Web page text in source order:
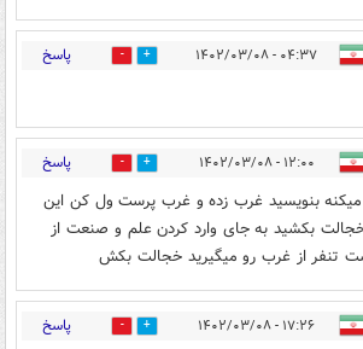
۰۴:۳۷ - ۱۴۰۲/۰۳/۰۸ 0 پاسخ
۱۲:۰۰ - ۱۴۰۲/۰۳/۰۸ 1 پاسخ
بنویسید غرب زده و غرب پرست ول کن این
بکشید به جای وارد کردن علم و صنعت از
تنفر از غرب رو میگیرید خجالت بکش
۱۷:۲۶ - ۱۴۰۲/۰۳/۰۸ 0 پاسخ